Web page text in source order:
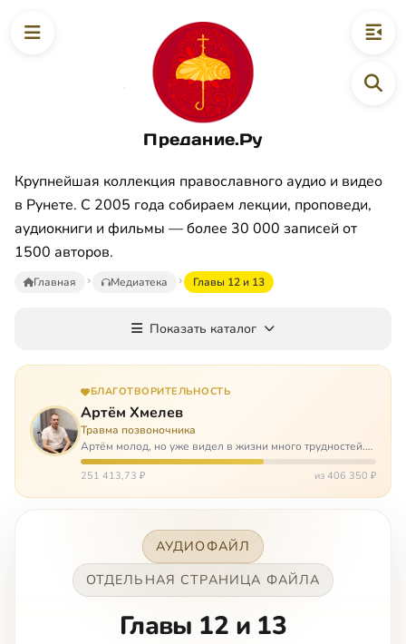
Предание.Ру
Крупнейшая коллекция православного аудио и видео
в Рунете. С 2005 года собираем лекции, проповеди,
аудиокниги и фильмы — более 30 000 записей от
1500 авторов.
Главная Медиатека Главы 12 и 13
Показать каталог
БЛАГОТВОРИТЕЛЬНОСТЬ
Артём Хмелев
Травма позвоночника
Артём молод, но уже видел в жизни много трудностей.
Он сирота, привык заботится о себе сам, но, когда
случилось несчастье, и он был парализован – остался на
251 413,73 ₽ из 406 350 ₽
АУДИОФАЙЛ
ОТДЕЛЬНАЯ СТРАНИЦА ФАЙЛА
Главы 12 и 13